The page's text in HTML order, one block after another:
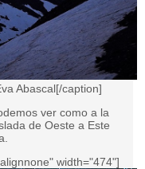
Abascal[/caption]
ver como a la
de Oeste a Este
width="474"]